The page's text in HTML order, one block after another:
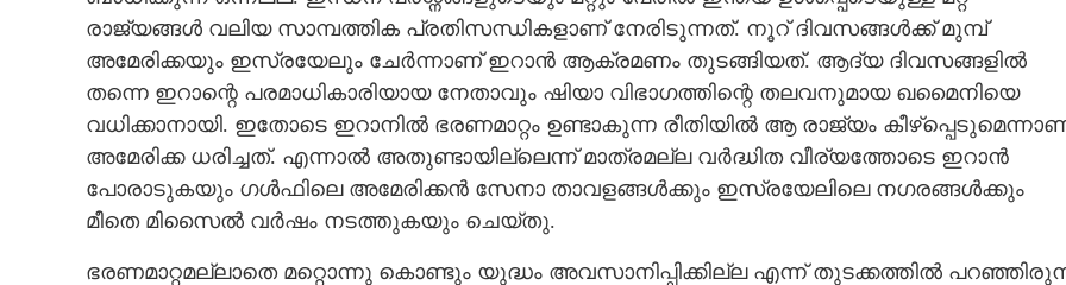
രാജ്യങ്ങൾ വലിയ സാമ്പത്തിക പ്രതിസന്ധികളാണ് നേരിടുന്നത്. നൂറ് ദിവസങ്ങൾക്ക് മുമ്പ്
അമേരിക്കയും ഇസ്രയേലും ചേർന്നാണ് ഇറാൻ ആക്രമണം തുടങ്ങിയത്. ആദ്യ ദിവസങ്ങളിൽ
തന്നെ ഇറാന്റെ പരമാധികാരിയായ നേതാവും ഷിയാ വിഭാഗത്തിന്റെ തലവനുമായ ഖമൈനിയെ
വധിക്കാനായി. ഇതോടെ ഇറാനിൽ ഭരണമാറ്റം ഉണ്ടാകുന്ന രീതിയിൽ ആ രാജ്യം
അമേരിക്ക ധരിച്ചത്. എന്നാൽ അതുണ്ടായില്ലെന്ന് മാത്രമല്ല വർദ്ധിത വീര്യത്തോടെ ഇറാൻ
പോരാടുകയും ഗൾഫിലെ അമേരിക്കൻ സേനാ താവളങ്ങൾക്കും ഇസ്രയേലിലെ നഗരങ്ങൾക്കും
മീതെ മിസൈൽ വർഷം നടത്തുകയും ചെയ്തു.
ഭരണമാറ്റമല്ലാതെ മറ്റൊന്നു കൊണ്ടും യുദ്ധം അവസാനിപ്പിക്കില്ല എന്ന് തുടക്കത്തിൽ